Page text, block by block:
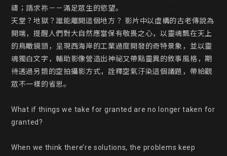
禱；請求祢－－滿足眾生的慾望。
天堂？地獄？誰能離開這個地方？ 影片中以虛構的古老傳說為
開端，提醒人們對大自然應當保有敬畏之心，以靈魂飄在天上
的鳥瞰鏡頭，呈現西海岸的工業過度開發的奇特景象，並以靈
魂獨白文字，輔助影像營造出神祕又帶點靈異的敘事風格，期
待透過另類的空拍攝影方式，詮釋空氣汙染這個議題，帶給觀
眾不一樣的省思。
What if things we take for granted are no longer taken for
granted?
When we think there’re solutions, the problems keep